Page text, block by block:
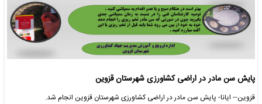
پایش سن مادر در اراضی کشاورزی شهرستان قزوین
قزوین-- ایانا- پایش سن مادر در اراضی کشاورزی شهرستان قزوین انجام شد.